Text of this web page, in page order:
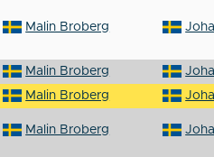
Malin Broberg
Malin Broberg
Malin Broberg
Malin Broberg